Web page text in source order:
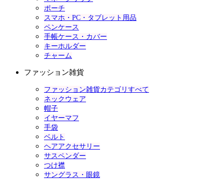
ポーチ
スマホ・PC・タブレット用品
ペンケース
手帳ケース・カバー
キーホルダー
チャーム
ファッション雑貨
ファッション雑貨カテゴリすべて
ネックウェア
帽子
イヤーマフ
手袋
ベルト
ヘアアクセサリー
サスペンダー
つけ襟
サングラス・眼鏡